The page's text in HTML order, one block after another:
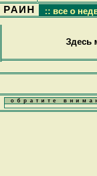
РАИН :: все о
Здесь
обратите